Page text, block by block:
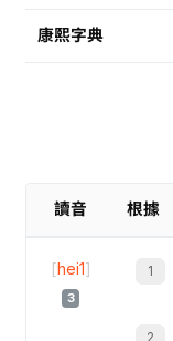
康熙字典
讀音 根據
[hei1]
3